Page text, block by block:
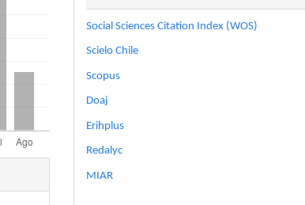
Social Sciences Citation Index (WOS)
Scielo Chile
Scopus
Doaj
Erihplus
Redalyc
MIAR